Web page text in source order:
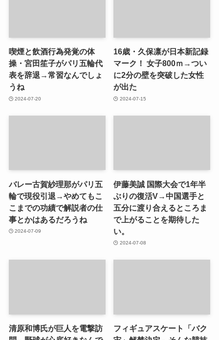
喫煙と飲酒行為発覚の体
操・宮田笙子がパリ五輪代
表を辞退→常習なんでしょ
うね
2024-07-20
16歳・久保凛が日本新記録
マーク！ 女子800ｍ→つい
に2分の壁を突破した女性
が出た
2024-07-15
バレー古賀紗理那がパリ五
輪で現役引退→やめてもこ
こまでの功績で解説者の仕
事とかはあるだろうね
2024-07-09
伊藤美誠 国際大会で1年半
ぶりの復活V→中国選手と
五分に渡り合えるところま
で上がることを期待した
い。
2024-07-08
清原和博氏が巨人を電撃訪
フィギュアスケート「バク